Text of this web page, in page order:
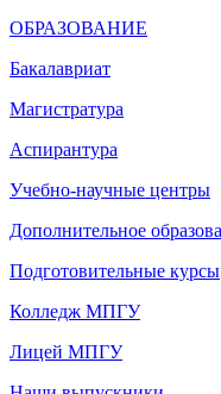
ОБРАЗОВАНИЕ
Бакалавриат
Магистратура
Аспирантура
Учебно-научные центры
Дополнительное
Подготовительные курсы
Колледж МПГУ
Лицей МПГУ